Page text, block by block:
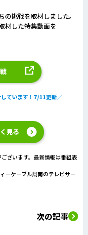
挑戦を取材しました。
材した特集動画を
ています！7/11更新／
見る
ざいます。最新情報は番組表
ーケーブル周南のテレビサー
次の記事